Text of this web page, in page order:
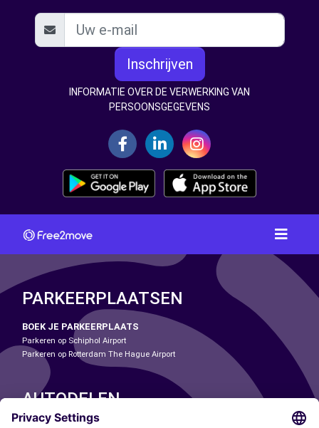
Inschrijven
INFORMATIE OVER DE VERWERKING VAN
PERSOONSGEGEVENS
PARKEERPLAATSEN
BOEK JE PARKEERPLAATS
Parkeren op Schiphol Airport
Parkeren op Rotterdam The Hague Airport
AUTODELEN